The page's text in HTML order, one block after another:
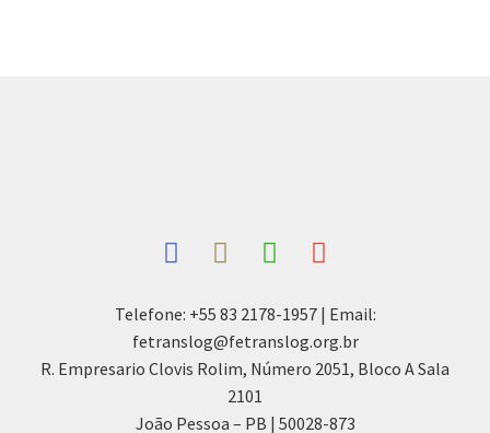
Telefone: +55 83 2178-1957 | Email:
fetranslog@fetranslog.org.br
R. Empresario Clovis Rolim, Número 2051, Bloco A Sala
2101
João Pessoa – PB | 50028-873